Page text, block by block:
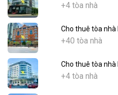
+4 tòa nhà
Cho thuê tòa nhà
+40 tòa nhà
Cho thuê tòa nhà
+4 tòa nhà